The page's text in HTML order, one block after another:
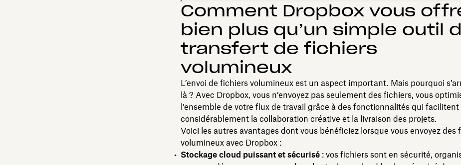
Comment Dropbox vous
bien plus qu’un simple outil
transfert de fichiers
volumineux
L’envoi de fichiers volumineux est un aspect important. Mais pourquoi
là ? Avec Dropbox, vous n’envoyez pas seulement des fichiers, vous
l’ensemble de votre flux de travail grâce à des fonctionnalités qui facilitent
considérablement la collaboration créative et la livraison des projets.
Voici les autres avantages dont vous bénéficiez lorsque vous envoyez des
volumineux avec Dropbox :
Stockage cloud puissant et sécurisé: vos fichiers sont en sécurité,